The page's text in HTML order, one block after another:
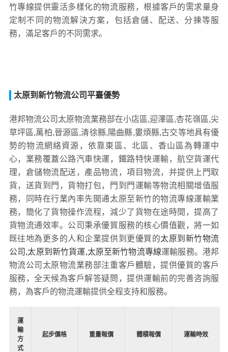
竹專線提供靈活多樣化的物流服務，根據客戶的需求量身
定制不同的物流解決方案，包括倉儲、配送、分揀等服
務，滿足客戶的不同需求。
太原到新竹物流公司平臺優勢
港邦物流公司太原物流業務部在小店區,迎澤區,杏花嶺區,尖
草坪區,萬柏,晉源區,清徐縣,陽曲縣,婁煩縣,古交等地具有優
勢的物流網絡資源，依靠東區、北區、香山區為轉運中
心，業務覆蓋公路汽車快運，鐵路特快運輸，航空貨運代
理，倉儲物流配送，產品物流，項目物流，并提供上門取
貨，送貨到門，貨物打包，門到門運輸等物流相關增值服
務，同時在行業內率先開通太原至新竹的物流專線運輸業
務，簡化了貨物操作流程，減少了貨物在途時間，提高了
貨物流通效率。公司秉承優質服務的核心價值觀，將一如
既往地為更多的人和企業提供到更優質的太原到新竹物流
公司,太原到新竹貨運,太原至新竹物流專線運輸服務。港邦
物流公司太原物流業務部注重客戶體驗，提供優質的客戶
服務，全天候為客戶解答疑問，提供運輸前的完善咨詢服
務，為客戶的物流運輸提供全程支持和服務。
運
輸
方
式
起步價格 重量報價 體積報價 運輸時效